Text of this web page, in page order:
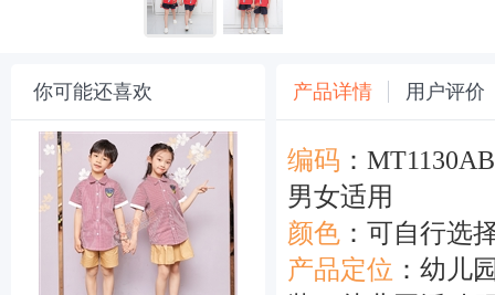
你可能还喜欢 产品详情 用户评价
编码 ：MT1130AB
男女适用
颜色 ：可自行
产品定位 ：幼儿